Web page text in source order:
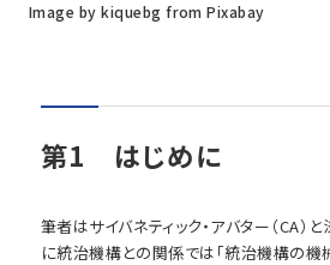
Image by kiquebg from Pixabay
第1 はじめに
筆者はサイバネティック・アバター（CA）
に統治機構との関係では「統治機構の機